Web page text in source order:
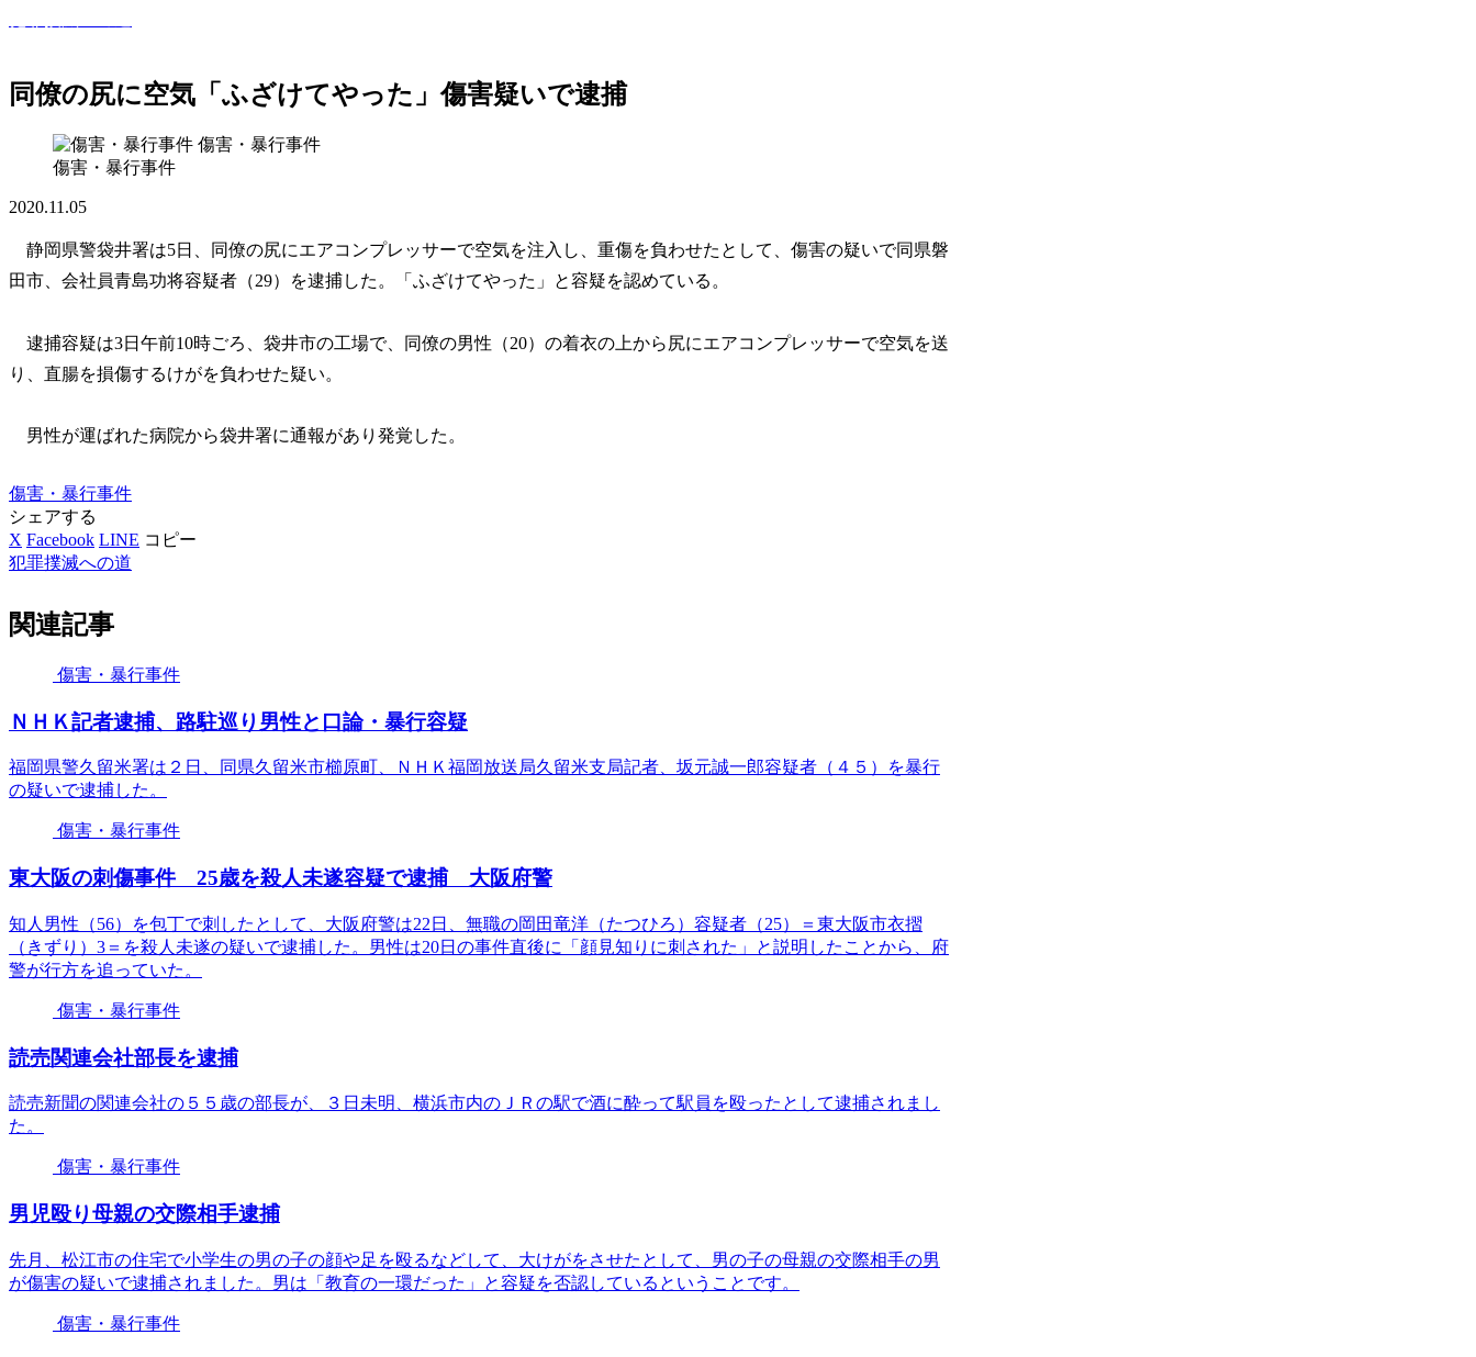
同僚の尻に空気「ふざけてやった」傷害疑いで逮捕
傷害・暴行事件
傷害・暴行事件
2020.11.05
静岡県警袋井署は5日、同僚の尻にエアコンプレッサーで空気を注入し、重傷を負わせたとして、傷害の疑いで同県磐
田市、会社員青島功将容疑者（29）を逮捕した。「ふざけてやった」と容疑を認めている。
逮捕容疑は3日午前10時ごろ、袋井市の工場で、同僚の男性（20）の着衣の上から尻にエアコンプレッサーで空気を送
り、直腸を損傷するけがを負わせた疑い。
男性が運ばれた病院から袋井署に通報があり発覚した。
傷害・暴行事件
シェアする
X Facebook LINE コピー
犯罪撲滅への道
関連記事
傷害・暴行事件
ＮＨＫ記者逮捕、路駐巡り男性と口論・暴行容疑
福岡県警久留米署は２日、同県久留米市櫛原町、ＮＨＫ福岡放送局久留米支局記者、坂元誠一郎容疑者（４５）を暴行
の疑いで逮捕した。
傷害・暴行事件
東大阪の刺傷事件 25歳を殺人未遂容疑で逮捕 大阪府警
知人男性（56）を包丁で刺したとして、大阪府警は22日、無職の岡田竜洋（たつひろ）容疑者（25）＝東大阪市衣摺
（きずり）3＝を殺人未遂の疑いで逮捕した。男性は20日の事件直後に「顔見知りに刺された」と説明したことから、府
警が行方を追っていた。
傷害・暴行事件
読売関連会社部長を逮捕
読売新聞の関連会社の５５歳の部長が、３日未明、横浜市内のＪＲの駅で酒に酔って駅員を殴ったとして逮捕されまし
た。
傷害・暴行事件
男児殴り母親の交際相手逮捕
先月、松江市の住宅で小学生の男の子の顔や足を殴るなどして、大けがをさせたとして、男の子の母親の交際相手の男
が傷害の疑いで逮捕されました。男は「教育の一環だった」と容疑を否認しているということです。
傷害・暴行事件